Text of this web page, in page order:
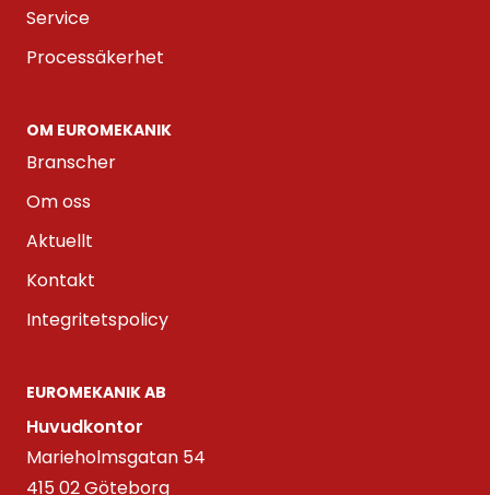
Service
Processäkerhet
OM EUROMEKANIK
Branscher
Om oss
Aktuellt
Kontakt
Integritetspolicy
EUROMEKANIK AB
Huvudkontor
Marieholmsgatan 54
415 02 Göteborg